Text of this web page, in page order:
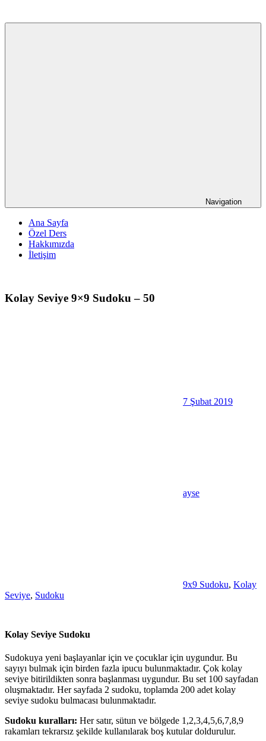
Navigation
Ana Sayfa
Özel Ders
Hakkımızda
İletişim
Kolay Seviye 9×9 Sudoku – 50
7 Şubat 2019
ayse
9x9 Sudoku, Kolay
Seviye, Sudoku
Kolay Seviye Sudoku
Sudokuya yeni başlayanlar için ve çocuklar için uygundur. Bu
sayıyı bulmak için birden fazla ipucu bulunmaktadır. Çok kolay
seviye bitirildikten sonra başlanması uygundur. Bu set 100 sayfadan
oluşmaktadır. Her sayfada 2 sudoku, toplamda 200 adet kolay
seviye sudoku bulmacası bulunmaktadır.
Sudoku kuralları: Her satır, sütun ve bölgede 1,2,3,4,5,6,7,8,9
rakamları tekrarsız şekilde kullanılarak boş kutular doldurulur.